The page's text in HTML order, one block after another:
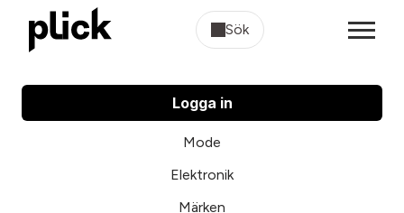
Sök
Logga in
Mode
Elektronik
Märken